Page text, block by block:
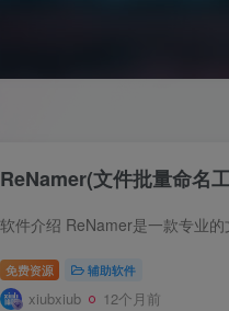
ReNamer(文件批量命名
免费资源 辅助软件
xiubxiub 12个月前